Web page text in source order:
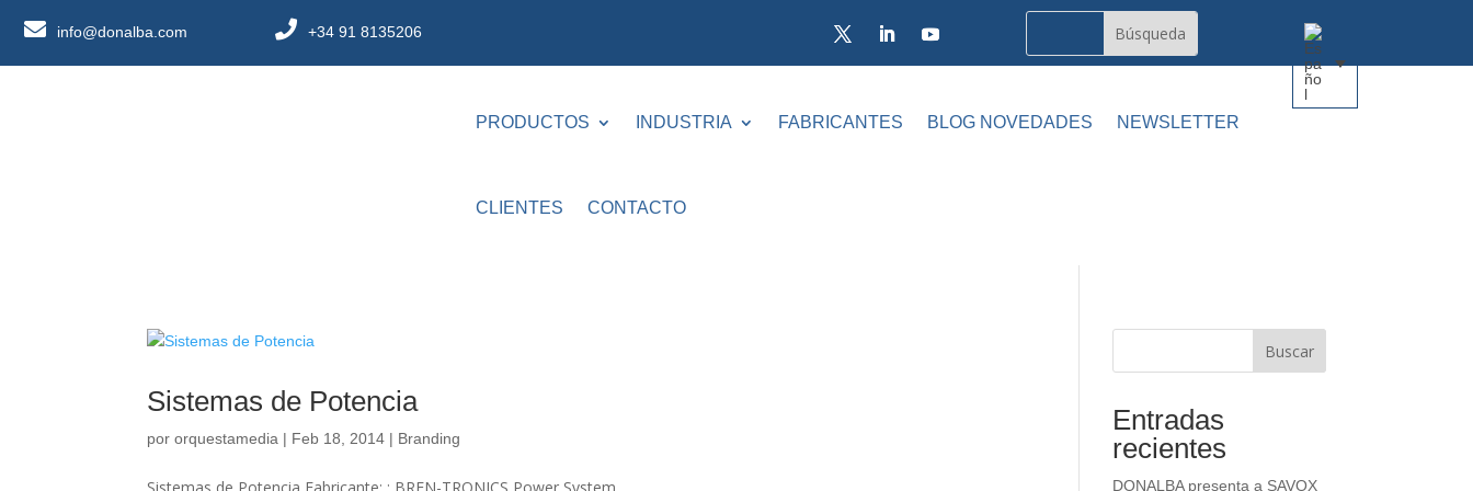
info@donalba.com +34 91 8135206
PRODUCTOS INDUSTRIA FABRICANTES BLOG NOVEDADES NEWSLETTER
CLIENTES CONTACTO
Sistemas de Potencia
pororquestamedia | Feb 18, 2014 | Branding
Buscar
Entradas
recientes
DONALBA presenta a SAVOX